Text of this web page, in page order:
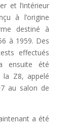
et l’intérieur
à l’origine
destiné à
à 1959. Des
effectués
ensuite été
Z8, appelé
au salon de
a été